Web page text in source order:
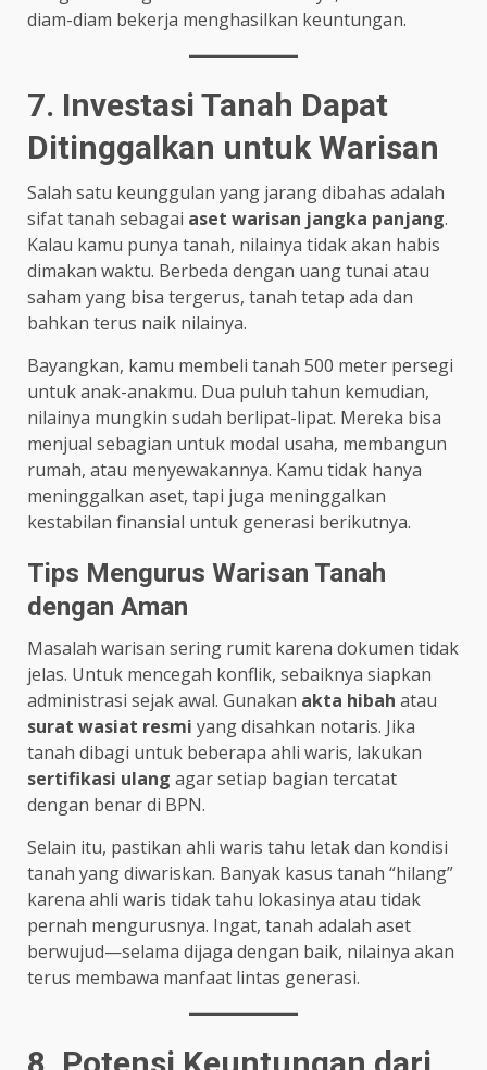
diam-diam bekerja menghasilkan keuntungan.
7. Investasi Tanah Dapat
Ditinggalkan untuk Warisan
Salah satu keunggulan yang jarang dibahas adalah
sifat tanah sebagai aset warisan jangka panjang.
Kalau kamu punya tanah, nilainya tidak akan habis
dimakan waktu. Berbeda dengan uang tunai atau
saham yang bisa tergerus, tanah tetap ada dan
bahkan terus naik nilainya.
Bayangkan, kamu membeli tanah 500 meter persegi
untuk anak-anakmu. Dua puluh tahun kemudian,
nilainya mungkin sudah berlipat-lipat. Mereka bisa
menjual sebagian untuk modal usaha, membangun
rumah, atau menyewakannya. Kamu tidak hanya
meninggalkan aset, tapi juga meninggalkan
kestabilan finansial untuk generasi berikutnya.
Tips Mengurus Warisan Tanah
dengan Aman
Masalah warisan sering rumit karena dokumen tidak
jelas. Untuk mencegah konflik, sebaiknya siapkan
administrasi sejak awal. Gunakan akta hibah atau
surat wasiat resmi yang disahkan notaris. Jika
tanah dibagi untuk beberapa ahli waris, lakukan
sertifikasi ulang agar setiap bagian tercatat
dengan benar di BPN.
Selain itu, pastikan ahli waris tahu letak dan kondisi
tanah yang diwariskan. Banyak kasus tanah “hilang”
karena ahli waris tidak tahu lokasinya atau tidak
pernah mengurusnya. Ingat, tanah adalah aset
berwujud—selama dijaga dengan baik, nilainya akan
terus membawa manfaat lintas generasi.